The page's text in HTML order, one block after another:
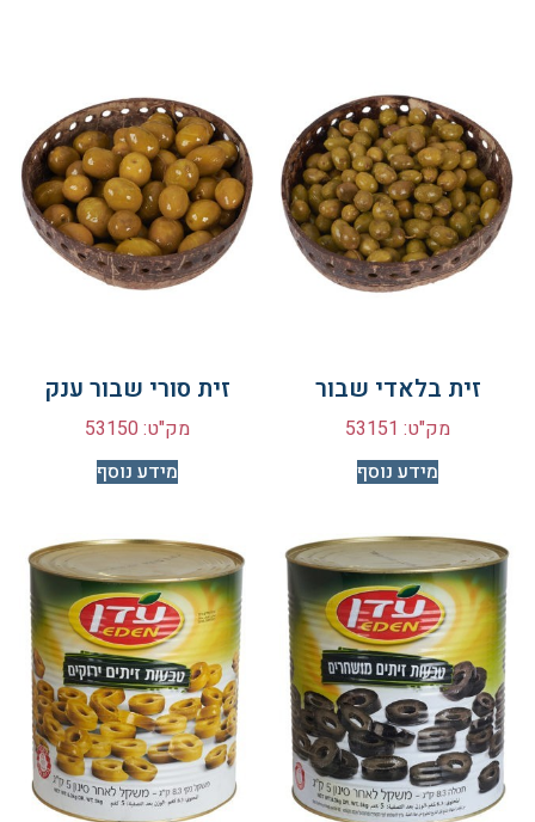
זית בלאדי שבור
מק"ט: 53151
מידע נוסף
זית סורי שבור ענק
מק"ט: 53150
מידע נוסף